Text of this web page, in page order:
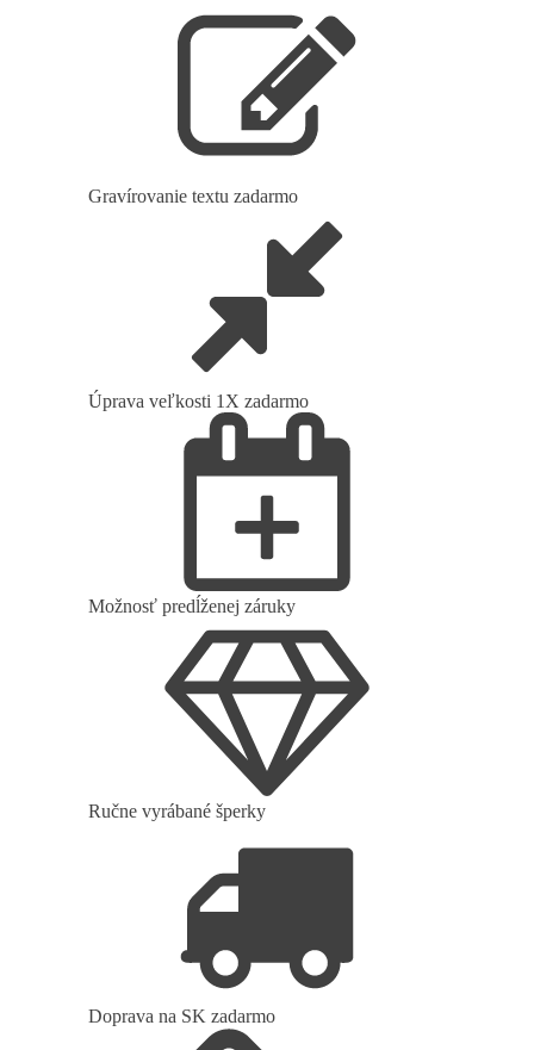
Gravírovanie textu zadarmo
Úprava veľkosti 1X zadarmo
Možnosť predĺženej záruky
Ručne vyrábané šperky
Doprava na SK zadarmo